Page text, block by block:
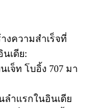
งความสำเร็จที่
เดีย:
เจ็ท โบอิ้ง 707 มา
ลำแรกในอินเดีย